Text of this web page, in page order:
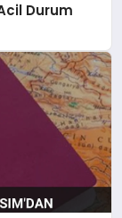
Durum